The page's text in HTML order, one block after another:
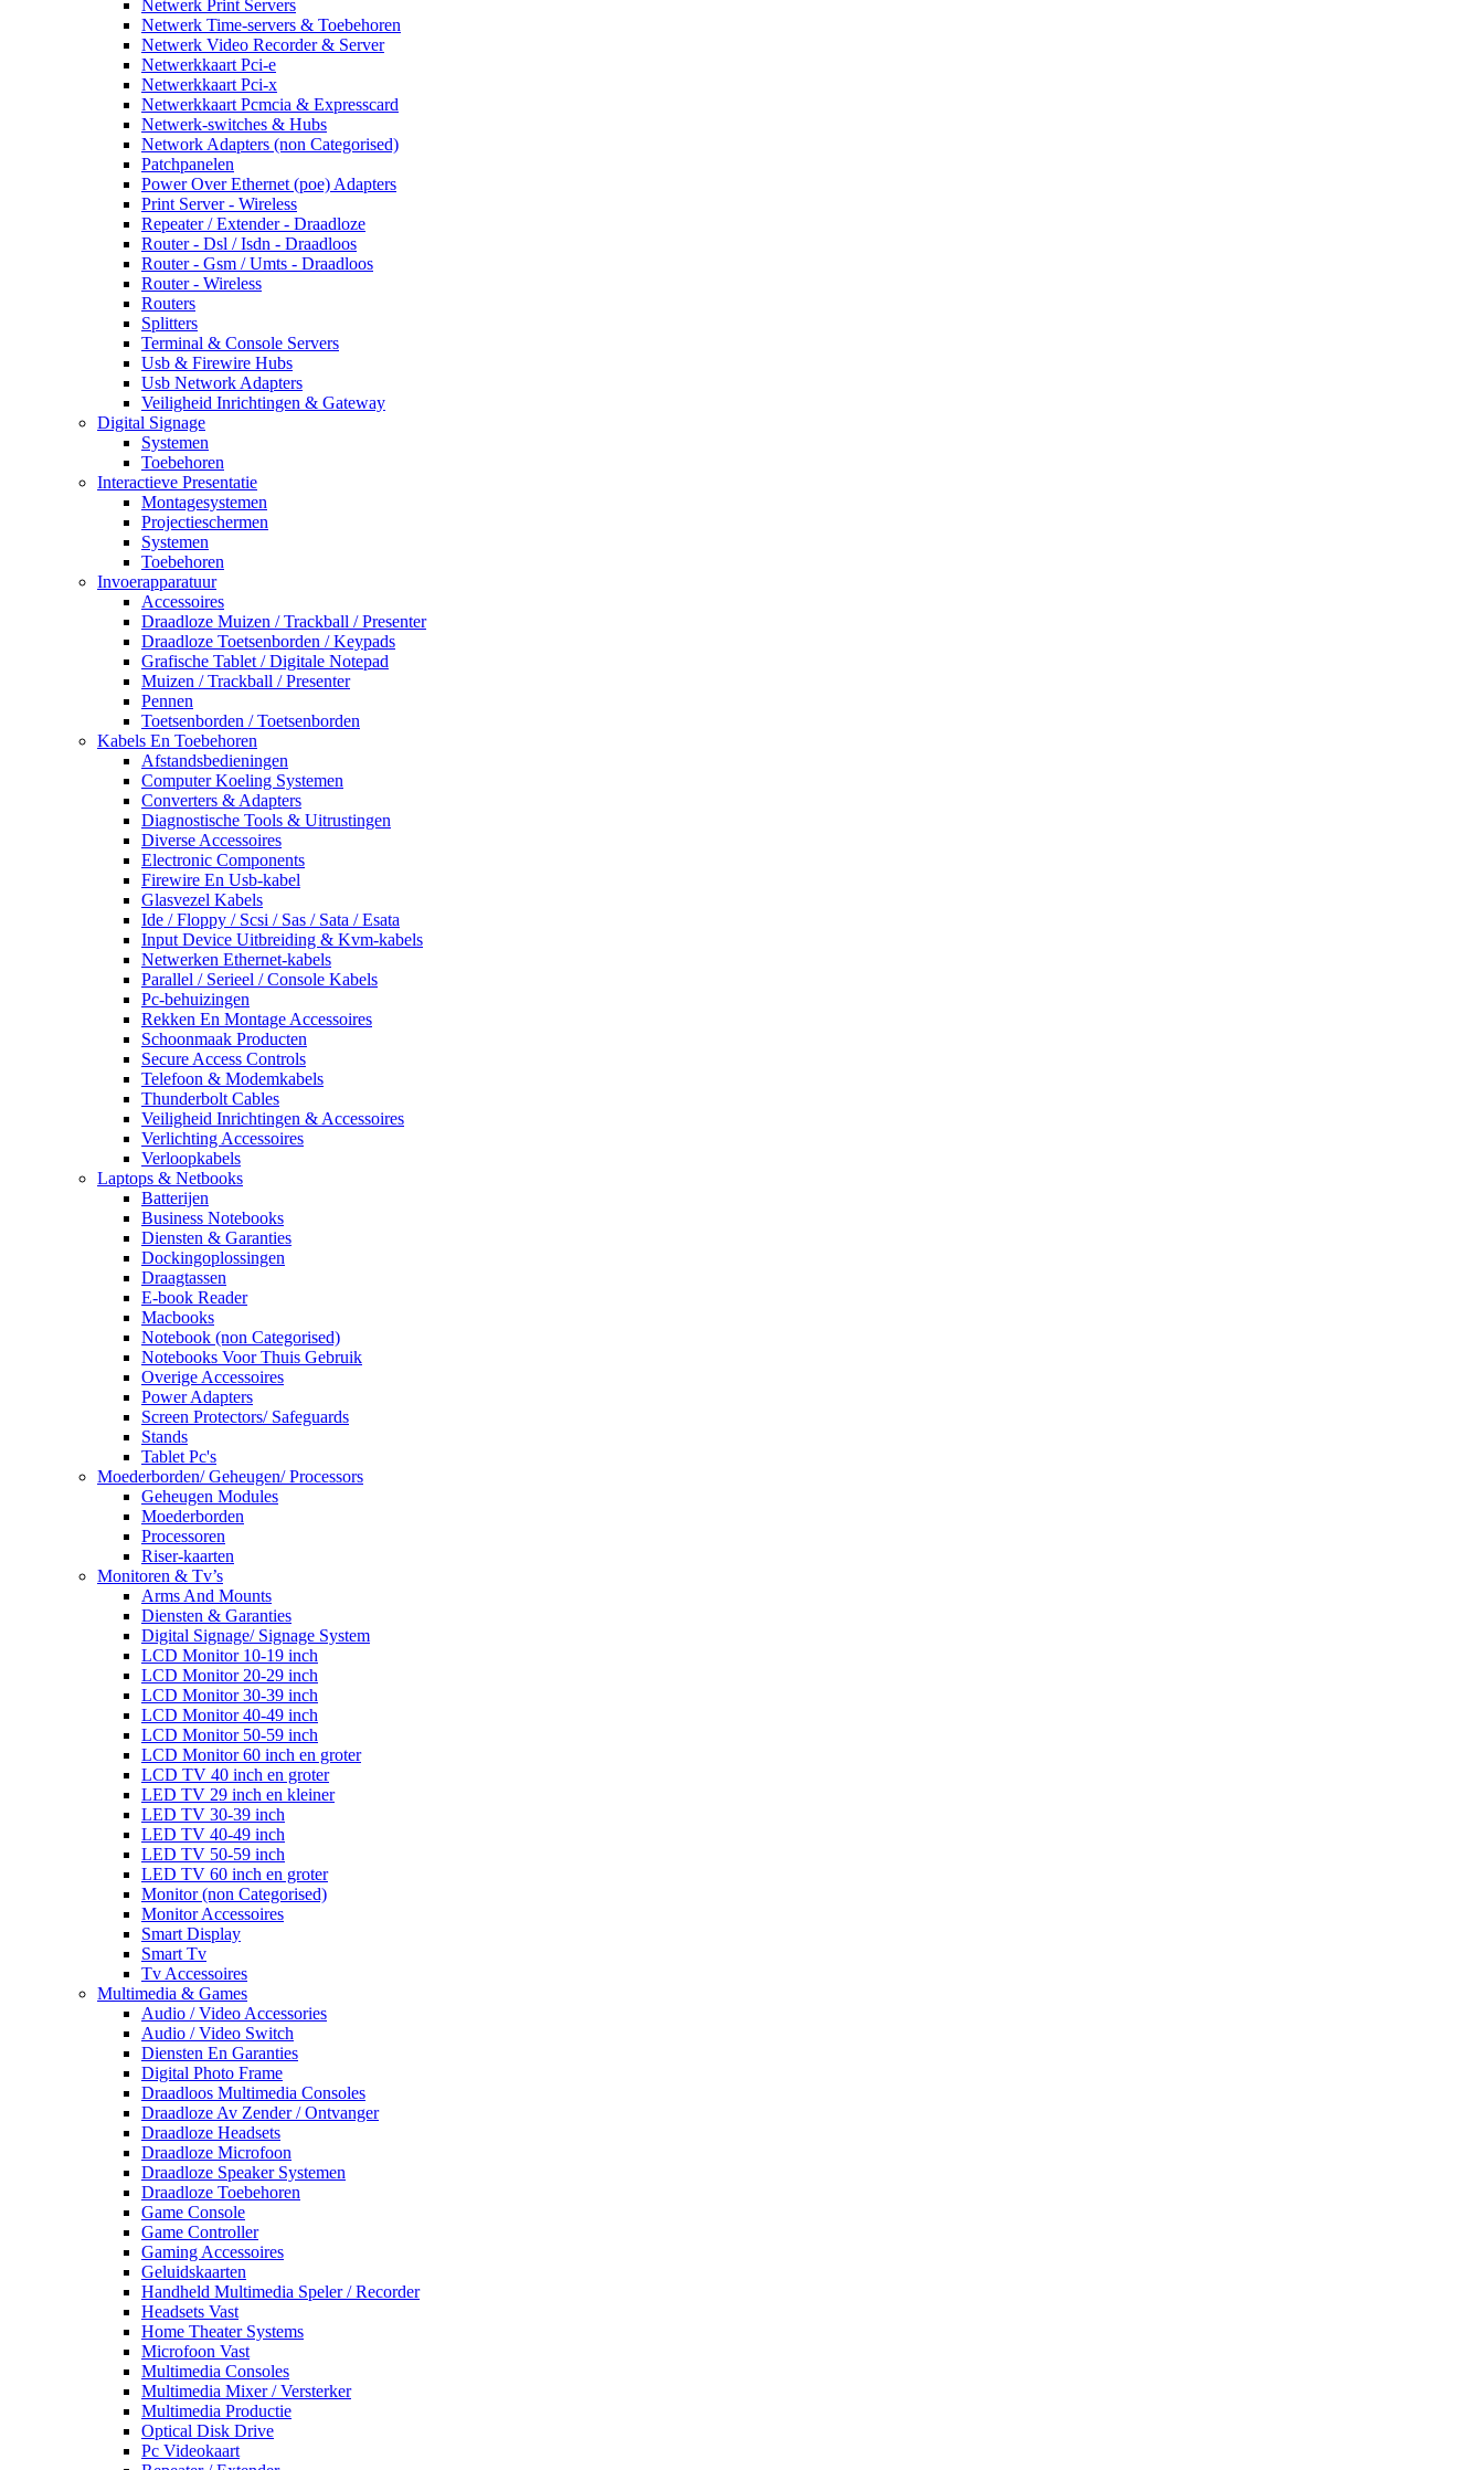
Netwerk Print Servers
Netwerk Time-servers & Toebehoren
Netwerk Video Recorder & Server
Netwerkkaart Pci-e
Netwerkkaart Pci-x
Netwerkkaart Pcmcia & Expresscard
Netwerk-switches & Hubs
Network Adapters (non Categorised)
Patchpanelen
Power Over Ethernet (poe) Adapters
Print Server - Wireless
Repeater / Extender - Draadloze
Router - Dsl / Isdn - Draadloos
Router - Gsm / Umts - Draadloos
Router - Wireless
Routers
Splitters
Terminal & Console Servers
Usb & Firewire Hubs
Usb Network Adapters
Veiligheid Inrichtingen & Gateway
Digital Signage
Systemen
Toebehoren
Interactieve Presentatie
Montagesystemen
Projectieschermen
Systemen
Toebehoren
Invoerapparatuur
Accessoires
Draadloze Muizen / Trackball / Presenter
Draadloze Toetsenborden / Keypads
Grafische Tablet / Digitale Notepad
Muizen / Trackball / Presenter
Pennen
Toetsenborden / Toetsenborden
Kabels En Toebehoren
Afstandsbedieningen
Computer Koeling Systemen
Converters & Adapters
Diagnostische Tools & Uitrustingen
Diverse Accessoires
Electronic Components
Firewire En Usb-kabel
Glasvezel Kabels
Ide / Floppy / Scsi / Sas / Sata / Esata
Input Device Uitbreiding & Kvm-kabels
Netwerken Ethernet-kabels
Parallel / Serieel / Console Kabels
Pc-behuizingen
Rekken En Montage Accessoires
Schoonmaak Producten
Secure Access Controls
Telefoon & Modemkabels
Thunderbolt Cables
Veiligheid Inrichtingen & Accessoires
Verlichting Accessoires
Verloopkabels
Laptops & Netbooks
Batterijen
Business Notebooks
Diensten & Garanties
Dockingoplossingen
Draagtassen
E-book Reader
Macbooks
Notebook (non Categorised)
Notebooks Voor Thuis Gebruik
Overige Accessoires
Power Adapters
Screen Protectors/ Safeguards
Stands
Tablet Pc's
Moederborden/ Geheugen/ Processors
Geheugen Modules
Moederborden
Processoren
Riser-kaarten
Monitoren & Tv’s
Arms And Mounts
Diensten & Garanties
Digital Signage/ Signage System
LCD Monitor 10-19 inch
LCD Monitor 20-29 inch
LCD Monitor 30-39 inch
LCD Monitor 40-49 inch
LCD Monitor 50-59 inch
LCD Monitor 60 inch en groter
LCD TV 40 inch en groter
LED TV 29 inch en kleiner
LED TV 30-39 inch
LED TV 40-49 inch
LED TV 50-59 inch
LED TV 60 inch en groter
Monitor (non Categorised)
Monitor Accessoires
Smart Display
Smart Tv
Tv Accessoires
Multimedia & Games
Audio / Video Accessories
Audio / Video Switch
Diensten En Garanties
Digital Photo Frame
Draadloos Multimedia Consoles
Draadloze Av Zender / Ontvanger
Draadloze Headsets
Draadloze Microfoon
Draadloze Speaker Systemen
Draadloze Toebehoren
Game Console
Game Controller
Gaming Accessoires
Geluidskaarten
Handheld Multimedia Speler / Recorder
Headsets Vast
Home Theater Systems
Microfoon Vast
Multimedia Consoles
Multimedia Mixer / Versterker
Multimedia Productie
Optical Disk Drive
Pc Videokaart